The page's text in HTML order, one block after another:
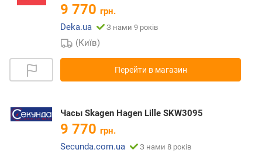
9 770 грн.
Deka.ua
З нами 9 років
(Київ)
Перейти в магазин
Часы Skagen Hagen Lille SKW3095
9 770 грн.
Secunda.com.ua
З нами 8 років